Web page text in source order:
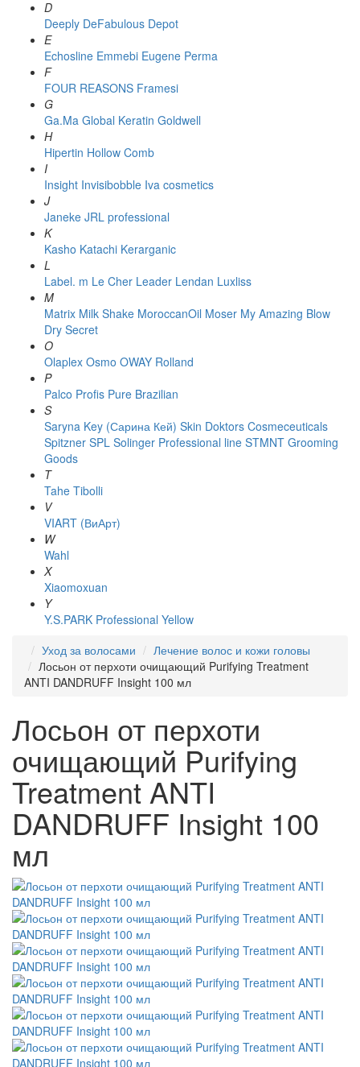
D
Deeply DeFabulous Depot
E
Echosline Emmebi Eugene Perma
F
FOUR REASONS Framesi
G
Ga.Ma Global Keratin Goldwell
H
Hipertin Hollow Comb
I
Insight Invisibobble Iva cosmetics
J
Janeke JRL professional
K
Kasho Katachi Kerarganic
L
Label. m Le Cher Leader Lendan Luxliss
M
Matrix Milk Shake MoroccanOil Moser My Amazing Blow
Dry Secret
O
Olaplex Osmo OWAY Rolland
P
Palco Profis Pure Brazilian
S
Saryna Key (Сарина Кей) Skin Doktors Cosmeceuticals
Spitzner SPL Solinger Professional line STMNT Grooming
Goods
T
Tahe Tibolli
V
VIART (ВиАрт)
W
Wahl
X
Xiaomoxuan
Y
Y.S.PARK Professional Yellow
Уход за волосами
Лечение волос и кожи головы
Лосьон от перхоти очищающий Purifying Treatment
ANTI DANDRUFF Insight 100 мл
Лосьон от перхоти
очищающий Purifying
Treatment ANTI
DANDRUFF Insight 100
мл